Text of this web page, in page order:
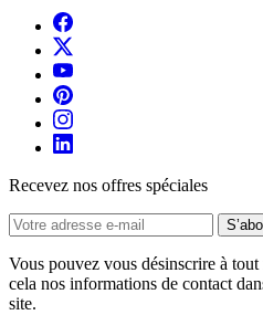
Recevez nos offres spéciales
Vous pouvez vous désinscrire à
cela nos informations de contact
site.